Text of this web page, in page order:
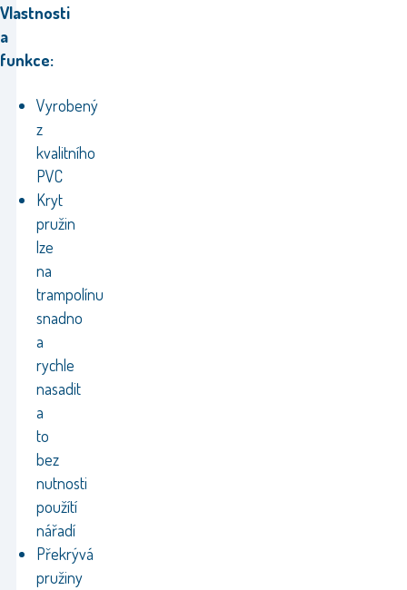
Vlastnosti
a
funkce:
Vyrobený
z
kvalitního
PVC
Kryt
pružin
lze
na
trampolínu
snadno
a
rychle
nasadit
a
to
bez
nutnosti
použítí
nářadí
Překrývá
pružiny